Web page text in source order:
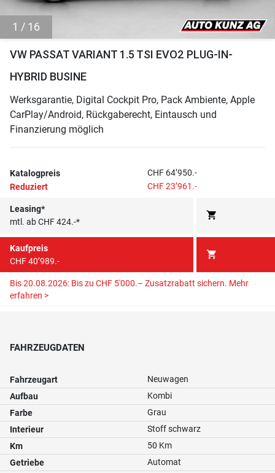
FAHRZEUGDATEN
Fahrzeugart
Neuwagen
Aufbau
Kombi
Farbe
Grau
Interieur
Stoff schwarz
Km
50 Km
Getriebe
Automat
1 / 16
VW PASSAT VARIANT 1.5 TSI EVO2 PLUG-IN-
HYBRID BUSINE
Werksgarantie, Digital Cockpit Pro, Pack Ambiente, Apple
CarPlay/Android, Rückgaberecht, Eintausch und
Finanzierung möglich
Katalogpreis
CHF 64’950.-
Reduziert
CHF 23’961.-
Leasing*
mtl. ab CHF 424.-*
shopping_cart
Kaufpreis
CHF 40’989.-
shopping_cart
Bis 20.08.2026: Bis zu CHF 5'000.– Zusatzrabatt sichern. Mehr
erfahren >